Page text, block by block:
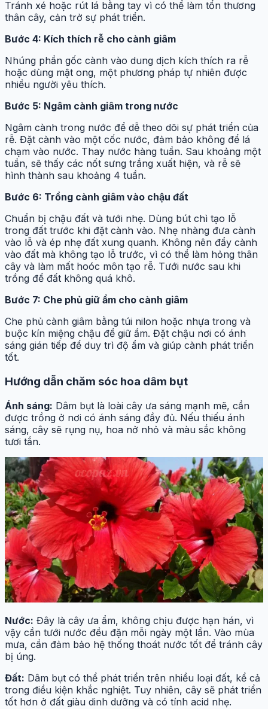
Tránh xé hoặc rút lá bằng tay vì có thể làm tổn thương
thân cây, cản trở sự phát triển.
Bước 4: Kích thích rễ cho cành giâm
Nhúng phần gốc cành vào dung dịch kích thích ra rễ
hoặc dùng mật ong, một phương pháp tự nhiên được
nhiều người yêu thích.
Bước 5: Ngâm cành giâm trong nước
Ngâm cành trong nước để dễ theo dõi sự phát triển của
rễ. Đặt cành vào một cốc nước, đảm bảo không để lá
chạm vào nước. Thay nước hàng tuần. Sau khoảng một
tuần, sẽ thấy các nốt sưng trắng xuất hiện, và rễ sẽ
hình thành sau khoảng 4 tuần.
Bước 6: Trồng cành giâm vào chậu đất
Chuẩn bị chậu đất và tưới nhẹ. Dùng bút chì tạo lỗ
trong đất trước khi đặt cành vào. Nhẹ nhàng đưa cành
vào lỗ và ép nhẹ đất xung quanh. Không nên đẩy cành
vào đất mà không tạo lỗ trước, vì có thể làm hỏng thân
cây và làm mất hoóc môn tạo rễ. Tưới nước sau khi
trồng để đất không quá khô.
Bước 7: Che phủ giữ ẩm cho cành giâm
Che phủ cành giâm bằng túi nilon hoặc nhựa trong và
buộc kín miệng chậu để giữ ẩm. Đặt chậu nơi có ánh
sáng gián tiếp để duy trì độ ẩm và giúp cành phát triển
tốt.
Hướng dẫn chăm sóc hoa dâm bụt
Ánh sáng: Dâm bụt là loài cây ưa sáng mạnh mẽ, cần
được trồng ở nơi có ánh sáng đầy đủ. Nếu thiếu ánh
sáng, cây sẽ rụng nụ, hoa nở nhỏ và màu sắc không
tươi tắn.
Nước: Đây là cây ưa ẩm, không chịu được hạn hán, vì
vậy cần tưới nước đều đặn mỗi ngày một lần. Vào mùa
mưa, cần đảm bảo hệ thống thoát nước tốt để tránh cây
bị úng.
Đất: Dâm bụt có thể phát triển trên nhiều loại đất, kể cả
trong điều kiện khắc nghiệt. Tuy nhiên, cây sẽ phát triển
tốt hơn ở đất giàu dinh dưỡng và có tính acid nhẹ.